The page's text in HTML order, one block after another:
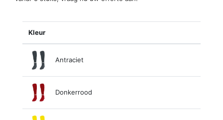
Kleur
Antraciet
Donkerrood